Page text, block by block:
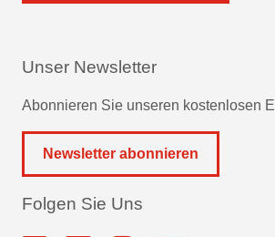
Unser Newsletter
Abonnieren Sie unseren kostenlosen
Newsletter abonnieren
Folgen Sie Uns